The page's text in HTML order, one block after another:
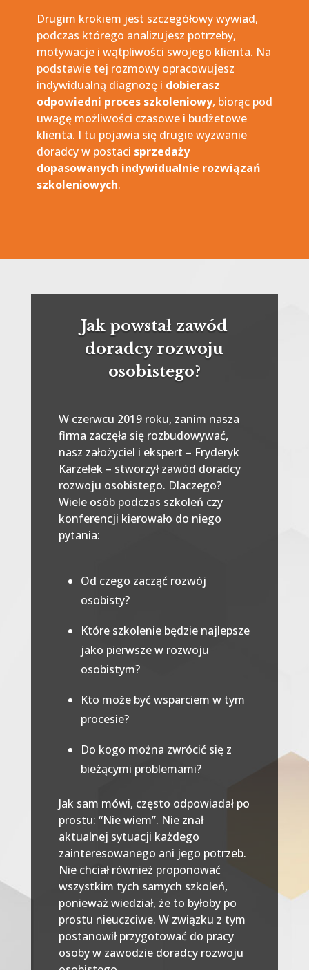
Drugim krokiem jest szczegółowy wywiad,
podczas którego analizujesz potrzeby,
motywacje i wątpliwości swojego klienta. Na
podstawie tej rozmowy opracowujesz
indywidualną diagnozę i dobierasz
odpowiedni proces szkoleniowy, biorąc pod
uwagę możliwości czasowe i budżetowe
klienta. I tu pojawia się drugie wyzwanie
doradcy w postaci sprzedaży
dopasowanych indywidualnie rozwiązań
szkoleniowych.
Jak powstał zawód
doradcy rozwoju
osobistego?
W czerwcu 2019 roku, zanim nasza
firma zaczęła się rozbudowywać,
nasz założyciel i ekspert – Fryderyk
Karzełek – stworzył zawód doradcy
rozwoju osobistego. Dlaczego?
Wiele osób podczas szkoleń czy
konferencji kierowało do niego
pytania:
Od czego zacząć rozwój
osobisty?
Które szkolenie będzie najlepsze
jako pierwsze w rozwoju
osobistym?
Kto może być wsparciem w tym
procesie?
Do kogo można zwrócić się z
bieżącymi problemami?
Jak sam mówi, często odpowiadał po
prostu: “Nie wiem”. Nie znał
aktualnej sytuacji każdego
zainteresowanego ani jego potrzeb.
Nie chciał również proponować
wszystkim tych samych szkoleń,
ponieważ wiedział, że to byłoby po
prostu nieuczciwe. W związku z tym
postanowił przygotować do pracy
osoby w zawodzie doradcy rozwoju